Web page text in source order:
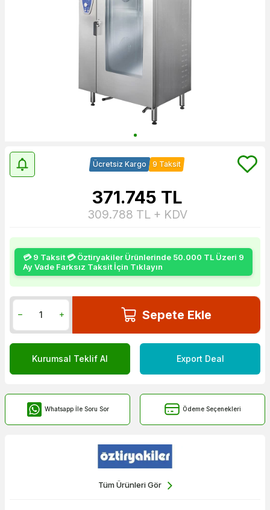
Ücretsiz Kargo 9 Taksit
371.745 TL
309.788 TL + KDV
💳 9 Taksit 💳 Öztiryakiler Ürünlerinde 50.000 TL Üzeri 9
Ay Vade Farksız Taksit İçin Tıklayın
Sepete Ekle
Kurumsal Teklif Al Export Deal
Whatsapp İle Soru Sor Ödeme Seçenekleri
Tüm Ürünleri Gör